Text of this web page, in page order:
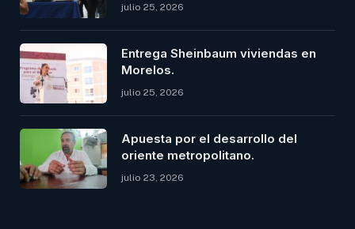
julio 25, 2026
Entrega Sheinbaum viviendas en
Morelos.
julio 25, 2026
Apuesta por el desarrollo del
oriente metropolitano.
julio 23, 2026